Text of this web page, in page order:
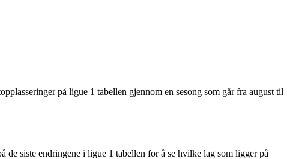
på ligue 1 tabellen gjennom en sesong som går fra august til
de siste endringene i ligue 1 tabellen for å se hvilke lag som ligger på